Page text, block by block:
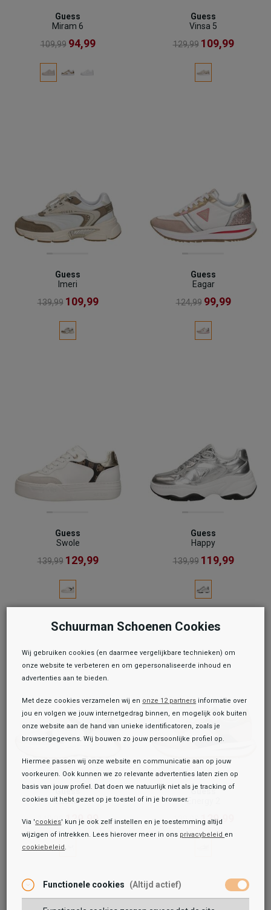
Guess
Miram 6
109,99 94,99
Guess
Vinsa 5
129,99 109,99
Guess
Imeri
139,99 109,99
Guess
Eagar
124,99 99,99
Guess
Swole
139,99 129,99
Guess
Happy
139,99 119,99
Guess
Luckei
149,99 129,99
Guess
Energy 2
139,99129,99
Schuurman Schoenen Cookies
Wij gebruiken cookies (en daarmee vergelijkbare technieken) om
onze website te verbeteren en om gepersonaliseerde inhoud en
advertenties aan te bieden.
Met deze cookies verzamelen wij en onze 12 partners informatie over
jou en volgen we jouw internetgedrag binnen, en mogelijk ook buiten
onze website aan de hand van unieke identificatoren, zoals je
browsergegevens. Wij bouwen zo jouw persoonlijke profiel op.
Hiermee passen wij onze website en communicatie aan op jouw
voorkeuren. Ook kunnen we zo relevante advertenties laten zien op
basis van jouw profiel. Dat doen we natuurlijk niet als je tracking of
cookies uit hebt gezet op je toestel of in je browser.
Via 'cookies' kun je ook zelf instellen en je toestemming altijd
wijzigen of intrekken. Lees hierover meer in ons privacybeleid en
cookiebeleid.
Functionele cookies (Altijd actief)